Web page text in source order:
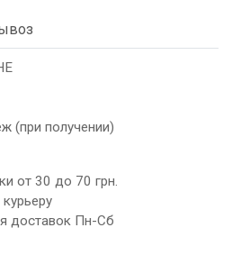
(при получении)
от 30 до 70 грн.
доставок Пн-Сб